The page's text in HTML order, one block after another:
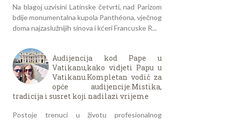
Na blagoj uzvisini Latinske četvrti, nad Parizom
bdije monumentalna kupola Panthéona, vječnog
doma najzaslužnijih sinova i kćeri Francuske R...
Audijencija kod Pape u
Vatikanu,kako vidjeti Papu u
Vatikanu.Kompletan vodič za
opće audijencije.Mistika,
tradicija i susret koji nadilazi vrijeme
Postoje trenuci u životu profesionalnog